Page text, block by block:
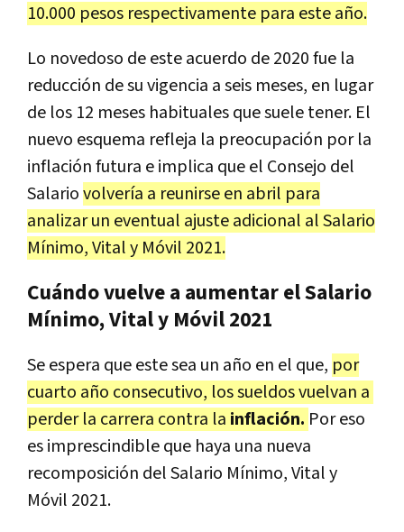
10.000 pesos respectivamente para este año.
Lo novedoso de este acuerdo de 2020 fue la
reducción de su vigencia a seis meses, en lugar
de los 12 meses habituales que suele tener. El
nuevo esquema refleja la preocupación por la
inflación futura e implica que el Consejo del
Salariovolvería a reunirse en abril para
analizar un eventual ajuste adicional al Salario
Mínimo, Vital y Móvil 2021.
Cuándo vuelve a aumentar el Salario
Mínimo, Vital y Móvil 2021
Se espera que este sea un año en el que, por
cuarto año consecutivo, los sueldos vuelvan a
perder la carrera contra la inflación. Por eso
es imprescindible que haya una nueva
recomposición del Salario Mínimo, Vital y
Móvil 2021.